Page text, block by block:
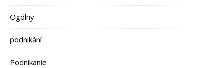
Ogólny
podnikání
Podnikanie